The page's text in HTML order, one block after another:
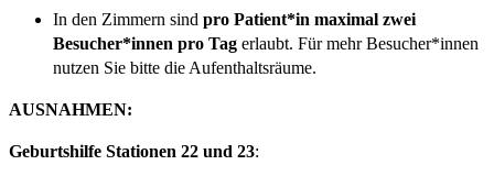
In den Zimmern sind pro Patient*in maximal zwei
Besucher*innen pro Tag erlaubt. Für mehr Besucher*innen
nutzen Sie bitte die Aufenthaltsräume.
AUSNAHMEN:
Geburtshilfe Stationen 22 und 23: